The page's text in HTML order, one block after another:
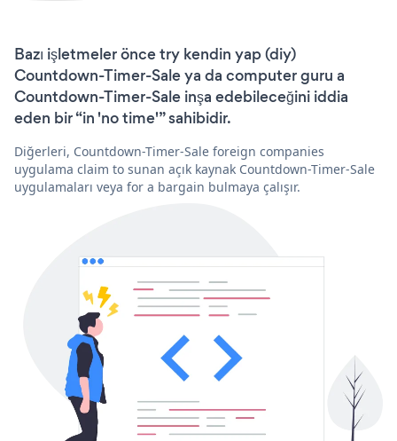
Bazı işletmeler önce try kendin yap (diy)
Countdown-Timer-Sale ya da computer guru a
Countdown-Timer-Sale inşa edebileceğini iddia
eden bir “in 'no time'” sahibidir.
Diğerleri, Countdown-Timer-Sale foreign companies
uygulama claim to sunan açık kaynak Countdown-Timer-Sale
uygulamaları veya for a bargain bulmaya çalışır.